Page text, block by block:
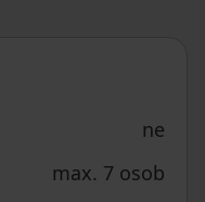
ne
max. 7 osob